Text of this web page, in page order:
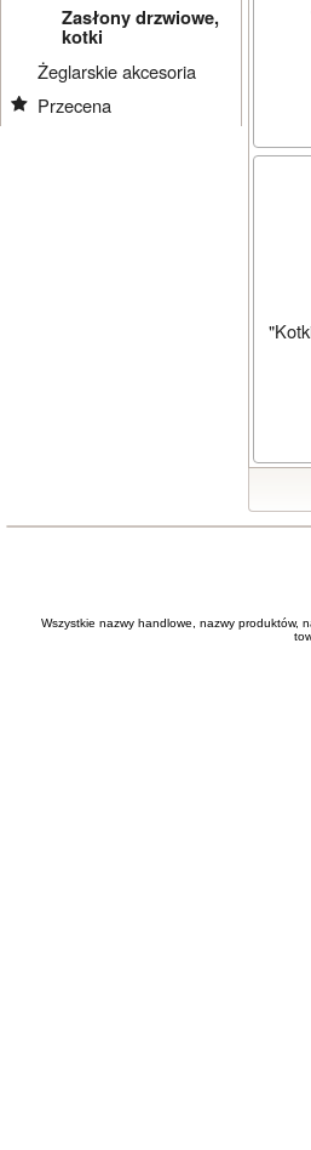
Zasłony drzwiowe,
kotki
Żeglarskie akcesoria
Przecena
Wszystkie nazwy handlowe, nazwy produktów,